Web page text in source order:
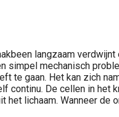
langzaam
simpel mechanisch
te gaan. Het kan zich
De cellen in
lichaam. Wanneer